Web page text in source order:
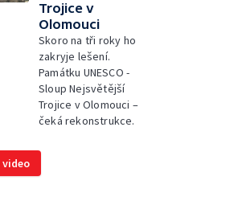
Trojice v
Olomouci
Skoro na tři roky ho
zakryje lešení.
Památku UNESCO -
Sloup Nejsvětější
Trojice v Olomouci –
čeká rekonstrukce.